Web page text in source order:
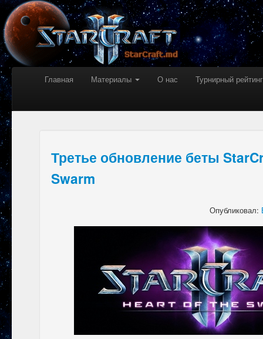
Главная Материалы О нас Турнирный рейтинг
Третье обновление беты
Swarm
Опубликовал: